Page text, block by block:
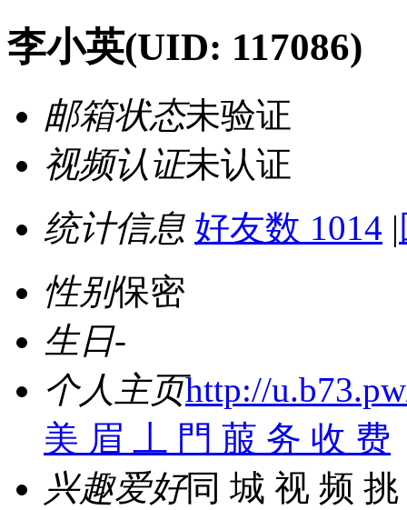
李小英(UID: 117086)
邮箱状态未验证
视频认证未认证
统计信息 好友数 1014 |
性别保密
生日-
个人主页http://
美 眉 丄 門 菔 务 收 费
兴趣爱好同 城 视 频